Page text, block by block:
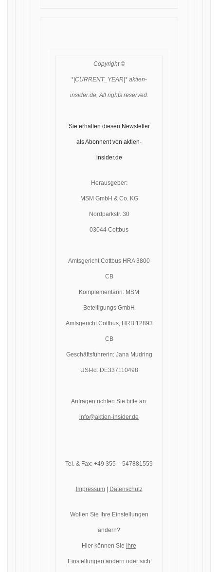
Copyright ©
*|CURRENT_YEAR|* aktien-
insider.de, All rights reserved.
Sie erhalten diesen Newsletter
als Abonnent von aktien-
insider.de
Herausgeber:
MSM GmbH & Co. KG
Nordparkstr. 30
03044 Cottbus
Amtsgericht Cottbus HRA 3800
CB
Komplementärin: MSM
Beteiligungs GmbH
Amtsgericht Cottbus, HRB 12893
CB
Geschäftsführerin: Jana Mudring
USt-Id: DE337110498
Anfragen richten Sie bitte an:
info@aktien-insider.de
Tel. & Fax: +49 355 – 547881559
Impressum| Datenschutz
Wollen Sie Ihre Einstellungen
ändern?
Hier können Sie Ihre
Einstellungen ändern oder sich